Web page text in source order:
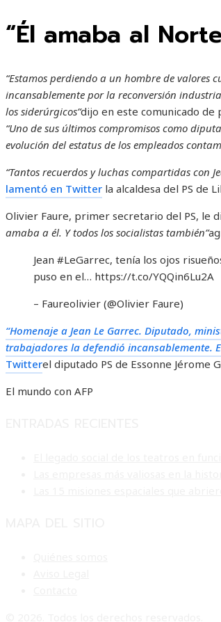
“Él amaba al
“Estamos perdiendo a un hombre de valores
incansablemente por la reconversión
los siderúrgicos”dijo en este comunicado
“Uno de sus últimos compromisos como
evolución del estatus de los empleados
“Tantos recuerdos y luchas compartidas con
lamentó en Twitter la alcaldesa del PS de
Olivier Faure, primer secretario del PS, le
amaba a él. Y todos los socialistas también”
Jean #LeGarrec, tenía los ojos
puso en el… https://t.co/YQQin6Lu2A
– Faureolivier (@Olivier Faure)
“Homenaje a Jean Le Garrec. Diputado,
trabajadores la defendió incansablemente.
Twitterel diputado PS de Essonne Jérome
El mundo con AFP